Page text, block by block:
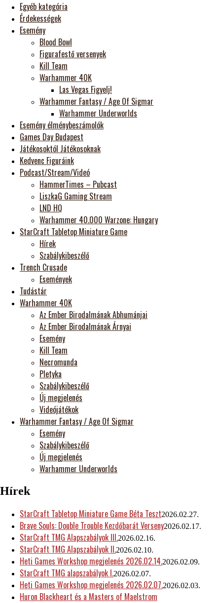
Egyéb kategória
Érdekességek
Esemény
Blood Bowl
Figurafestő versenyek
Kill Team
Warhammer 40K
Las Vegas Figyelj!
Warhammer Fantasy / Age Of Sigmar
Warhammer Underworlds
Esemény élménybeszámolók
Games Day Budapest
Játékosoktól Játékosoknak
Kedvenc Figuráink
Podcast/Stream/Videó
HammerTimes – Pubcast
LiszkaG Gaming Stream
LND HQ
Warhammer 40.000 Warzone: Hungary
StarCraft Tabletop Miniature Game
Hírek
Szabálykibeszélő
Trench Crusade
Események
Tudástár
Warhammer 40K
Az Ember Birodalmának Abhumánjai
Az Ember Birodalmának Árnyai
Esemény
Kill Team
Necromunda
Pletyka
Szabálykibeszélő
Új megjelenés
Videójátékok
Warhammer Fantasy / Age Of Sigmar
Esemény
Szabálykibeszélő
Új megjelenés
Warhammer Underworlds
Hírek
StarCraft Tabletop Miniature Game Béta Teszt2026.02.27.
Brave Souls: Double Trouble Kezdőbarát Verseny2026.02.17.
StarCraft TMG Alapszabályok III.2026.02.16.
StarCraft TMG Alapszabályok II.2026.02.10.
Heti Games Workshop megjelenés 2026.02.14.2026.02.09.
StarCraft TMG alapszabályok I.2026.02.07.
Heti Games Workshop megjelenés 2026.02.07.2026.02.03.
Huron Blackheart és a Masters of Maelstrom